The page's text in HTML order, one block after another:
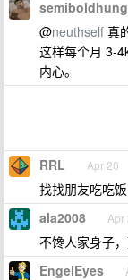
semiboldhung
@neuthself 真
这样每个月 3-
内心。
RRL Apr 20
找找朋友吃吃
ala2008 Apr
不馋人家身子
EngelEyes